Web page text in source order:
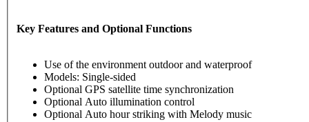
Key Features and Optional Functions
Use of the environment outdoor and waterproof
Models: Single-sided
Optional GPS satellite time synchronization
Optional Auto illumination control
Optional Auto hour striking with Melody music